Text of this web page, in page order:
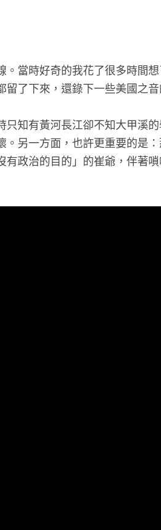
當時好奇的我花了很多時間
了下來，還錄下一些美國之音
知有黃河長江卻不知大甲溪
另一方面，也許更重要的是
政治的目的」的崔爺，伴著